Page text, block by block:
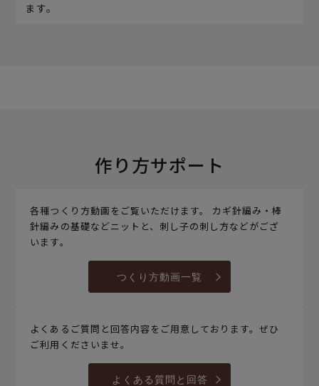
ます。
作り方サポート
各種つくり方動画をご覧いただけます。 カギ針編み・棒
針編みの基礎などニットと、刺し子の刺し方などがござ
います。
つくり方動画一覧
よくあるご質問と回答内容をご用意しております。ぜひ
ご利用くださいませ。
よくある質問と回答